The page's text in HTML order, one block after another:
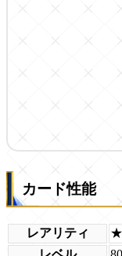
カード性能
レアリティ